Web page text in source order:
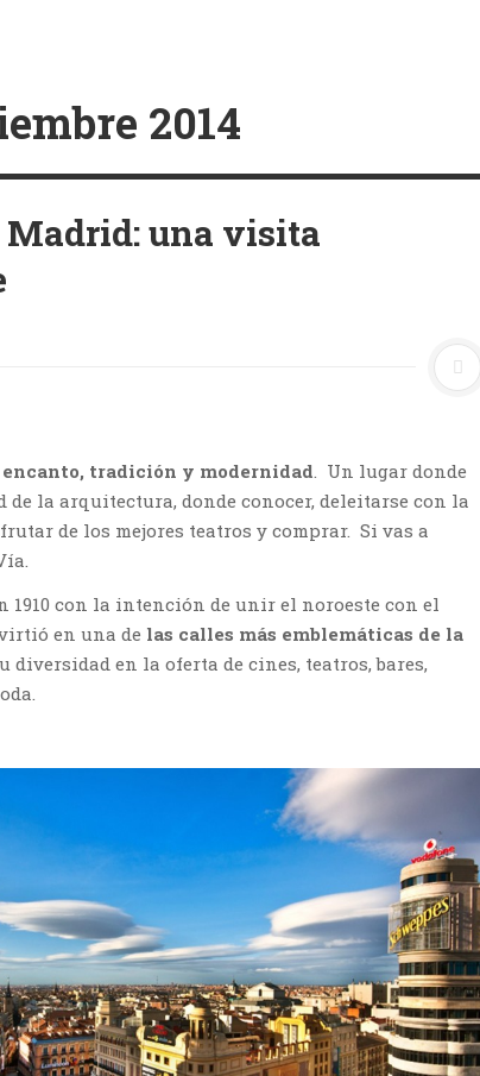
2014
Madrid: una visita
encanto, tradición y modernidad . Un lugar donde
la arquitectura, donde conocer, deleitarse con la
de los mejores teatros y comprar. Si vas a
1910 con la intención de unir el noroeste con el
en una de las calles más emblemáticas de la
diversidad en la oferta de cines, teatros, bares,